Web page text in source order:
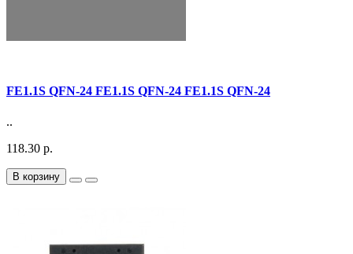
FE1.1S QFN-24 FE1.1S QFN-24 FE1.1S QFN-24
..
118.30 р.
В корзину